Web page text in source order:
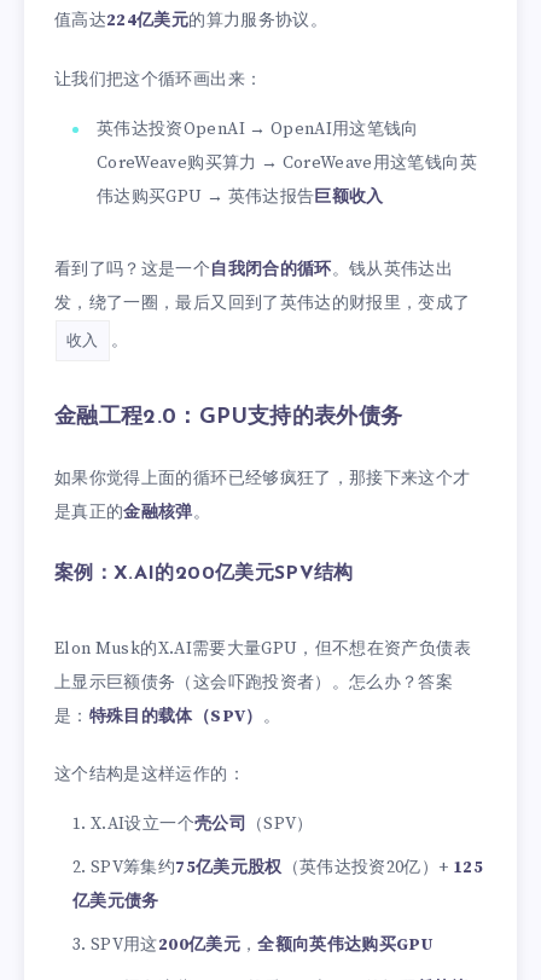
值高达224亿美元的算力服务协议。
让我们把这个循环画出来：
英伟达投资OpenAI → OpenAI用这笔钱向
CoreWeave购买算力 → CoreWeave用这笔钱向英
伟达购买GPU → 英伟达报告巨额收入
看到了吗？这是一个自我闭合的循环。钱从英伟达出
发，绕了一圈，最后又回到了英伟达的财报里，变成了
收入 。
金融工程2.0：GPU支持的表外债务
如果你觉得上面的循环已经够疯狂了，那接下来这个才
是真正的金融核弹。
案例：X.AI的200亿美元SPV结构
Elon Musk的X.AI需要大量GPU，但不想在资产负债表
上显示巨额债务（这会吓跑投资者）。怎么办？答案
是： 特殊目的载体（SPV） 。
这个结构是这样运作的：
X.AI设立一个壳公司
（SPV）
SPV筹集约75亿美元股权（英伟达投资20亿）+ 125
亿美元债务
SPV用这200亿美元，全额向英伟达购买GPU